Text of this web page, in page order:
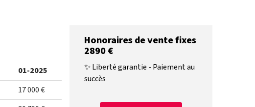
01-2025
17 000 €
Honoraires de vente fixes
2890 €
✨ Liberté garantie - Paiement au
succès